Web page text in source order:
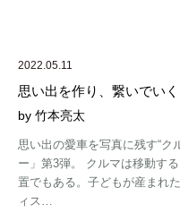
2022.05.11
思い出を作り、繋いでい
by 竹本亮太
思い出の愛車を写真に残す“ク
ー」第3弾。 クルマは移動す
置でもある。子どもが産まれ
ィス…